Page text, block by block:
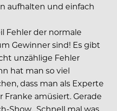
aufhalten und einfach
Fehler der normale
Gewinner sind! Es gibt
unzählige Fehler
hat man so viel
dass man als Experte
Franke amüsiert. Gerade
Show „Schnell mal was